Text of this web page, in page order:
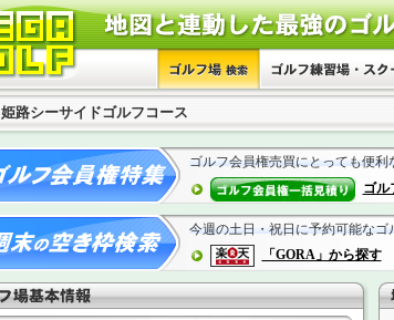
姫路シーサイドゴルフコース
ゴルフ会員権売買にとっても便
ゴル
今週の土日・祝日に予約可能な
「GORA」から探す